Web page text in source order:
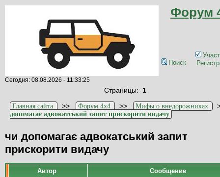
Форум
Поиск
Сегодня: 08.08.2026 - 11:33:25
Страницы: 1
Главная сайта >> Форум 4x4 >> Мифы о внедорожниках
допомагає адвокатський запит прискорити видачу
чи допомагає адвокатський запит
прискорити видачу
Автор Сообщение